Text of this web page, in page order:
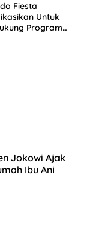
Fiesta
Untuk
Program
Jokowi Ajak
Ibu Ani